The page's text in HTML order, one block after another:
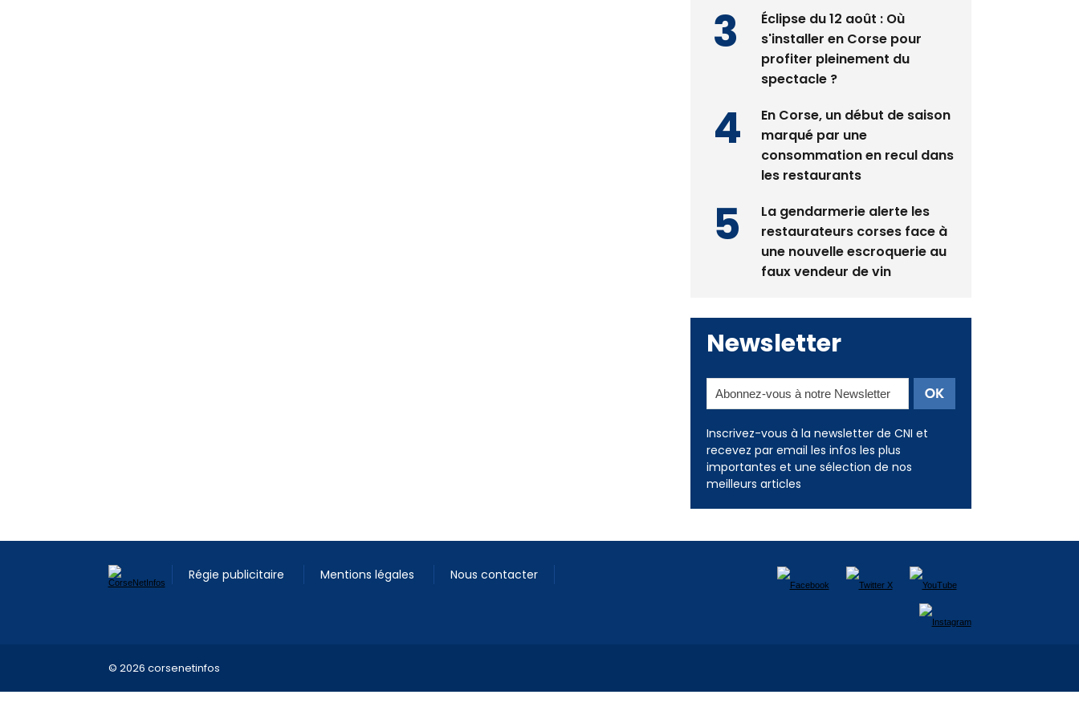
pas avant 2081
Éclipse du 12 août : Où
s'installer en Corse pour
spectacle ?
En Corse, un début de saison
marqué par une
les restaurants
La gendarmerie alerte les
restaurateurs corses face à
Newsletter
Inscrivez-vous à la newsletter de CNI et
recevez par email les infos les plus